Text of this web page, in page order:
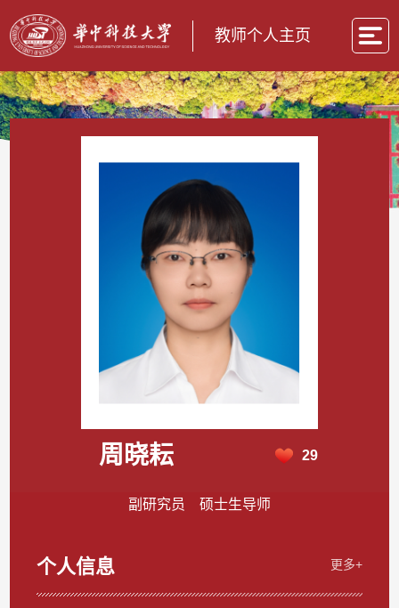
教师个人主页
周晓耘 29
副研究员 硕士生导师
个人信息 更多+